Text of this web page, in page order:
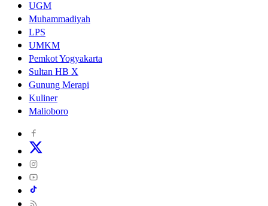
UGM
Muhammadiyah
LPS
UMKM
Pemkot Yogyakarta
Sultan HB X
Gunung Merapi
Kuliner
Malioboro